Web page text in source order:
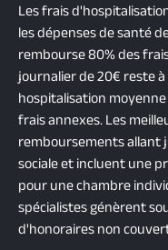
Les frais
les dépenses de santé
rembourse 80% des
journalier de 20€ reste
hospitalisation
frais annexes. Les
remboursements allant
sociale et incluent une
pour une chambre
spécialistes génèrent
d'honoraires non